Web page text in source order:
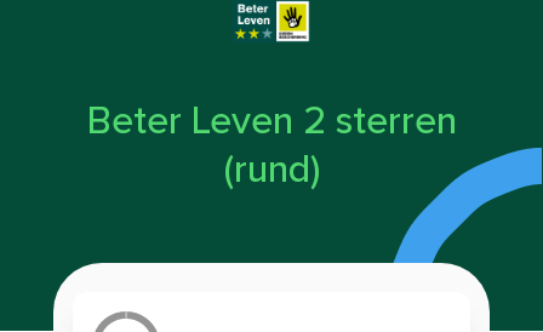
Beter Leven 2 sterren
(rund)